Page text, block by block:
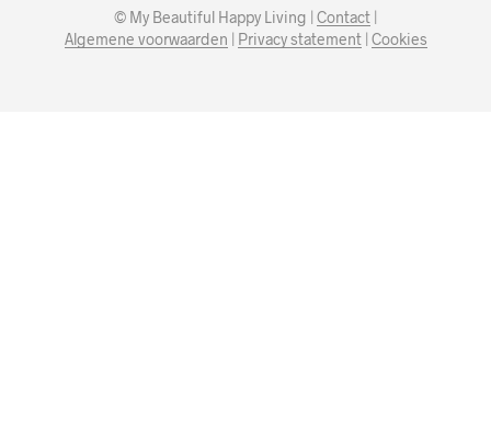
© My Beautiful Happy Living | Contact |
Algemene voorwaarden | Privacy statement| Cookies